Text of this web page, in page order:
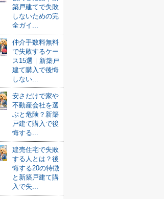
築戸建てで失敗
しないための完
全ガイ...
仲介手数料無料
で失敗するケー
ス15選｜新築戸
建て購入で後悔
しない...
安さだけで家や
不動産会社を選
ぶと危険？新築
戸建て購入で後
悔する...
建売住宅で失敗
する人とは？後
悔する20の特徴
と新築戸建て購
入で失...